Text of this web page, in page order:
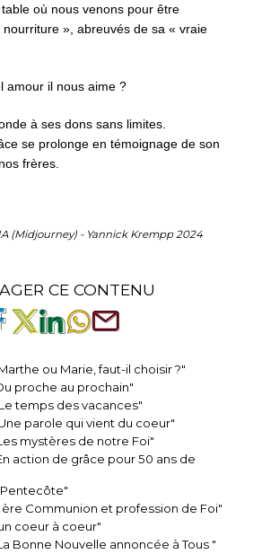
où nous venons pour être
», abreuvés de sa « vraie
amour il nous aime ?
à ses dons sans limites.
se prolonge en témoignage de son
frères.
(Midjourney) - Yannick Krempp 2024
CE CONTENU
ou Marie, faut-il choisir ?"
proche au prochain"
temps des vacances"
parole qui vient du coeur"
mystères de notre Foi"
action de grâce pour 50 ans de
Communion et profession de Foi"
coeur à coeur"
Bonne Nouvelle annoncée à Tous "